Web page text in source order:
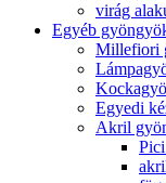
virág
Egyéb
Millefiori
Egyedi
Akril